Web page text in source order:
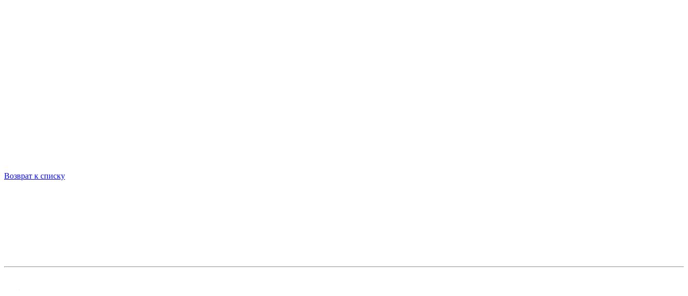
Возврат к списку